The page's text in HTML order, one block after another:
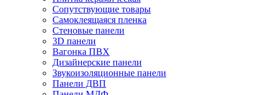
Сопутствующие товары
Самоклеящаяся пленка
Стеновые панели
3D панели
Вагонка ПВХ
Дизайнерские панели
Звукоизоляционные панели
Панели ДВП